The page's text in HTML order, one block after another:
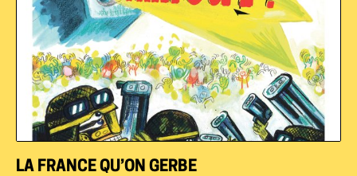
LA FRANCE QU’ON GERBE